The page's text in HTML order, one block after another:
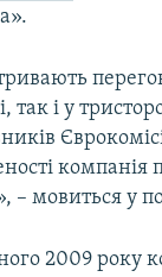
так і у
компанія
– мовиться у
2009 року